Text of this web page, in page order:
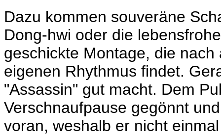
Dazu kommen souveräne
Dong-hwi oder die
geschickte Montage, die
eigenen Rhythmus findet.
"Assassin" gut macht. Dem
Verschnaufpause gegönnt
voran, weshalb er nicht